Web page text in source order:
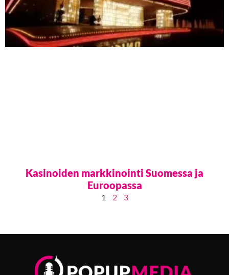
Kasinoiden markkinointi Suomessa ja
Euroopassa
1 2 3